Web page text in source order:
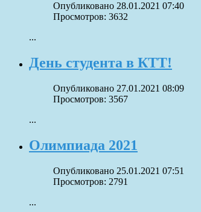
Опубликовано 28.01.2021 07:40
Просмотров: 3632
...
День студента в КТТ!
Опубликовано 27.01.2021 08:09
Просмотров: 3567
...
Олимпиада 2021
Опубликовано 25.01.2021 07:51
Просмотров: 2791
...